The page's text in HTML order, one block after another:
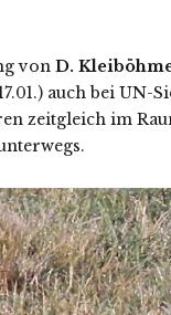
von D.
auch bei
zeitgleich im